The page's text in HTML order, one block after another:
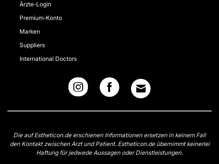
Ärzte-Login
Premium-Konto
Marken
Suppliers
International Doctors
Die auf Estheticon.de erschienen Informationen ersetzen in keinem Fall
den Kontakt zwischen Arzt und Patient. Estheticon.de übernimmt keinerlei
Haftung für jedwede Aussagen oder Dienstleistungen.